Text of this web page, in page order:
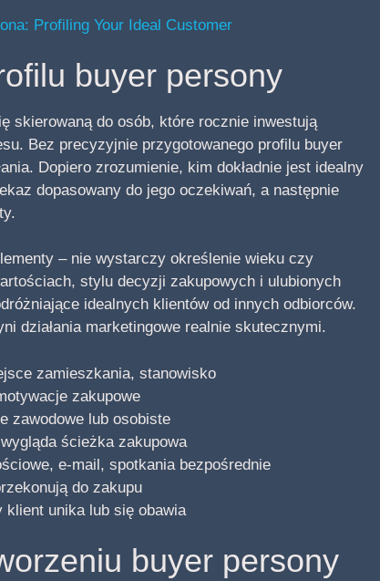
Profiling Your Ideal Customer
buyer persony
skierowaną do osób, które rocznie inwestują
Bez precyzyjnie przygotowanego profilu buyer
Dopiero zrozumienie, kim dokładnie jest idealny
dopasowany do jego oczekiwań, a następnie
– nie wystarczy określenie wieku czy
stylu decyzji zakupowych i ulubionych
idealnych klientów od innych odbiorców.
działania marketingowe realnie skutecznymi.
zamieszkania, stanowisko
zakupowe
zawodowe lub osobiste
ścieżka zakupowa
e-mail, spotkania bezpośrednie
do zakupu
unika lub się obawia
buyer persony